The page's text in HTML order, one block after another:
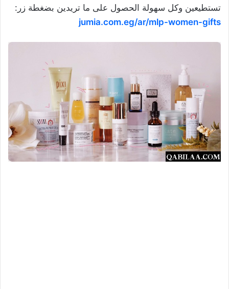
تستطيعين وكل سهولة الحصول على ما تريدين بضغطة زر:
jumia.com.eg/ar/mlp-women-gifts